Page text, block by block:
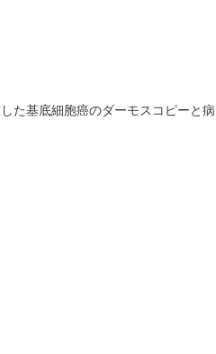
た基底細胞癌のダーモスコピーと病